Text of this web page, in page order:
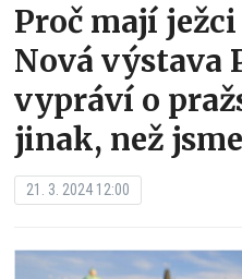
Proč mají
Nová výstava
vypráví o
jinak, než
21. 3. 2024 12:00